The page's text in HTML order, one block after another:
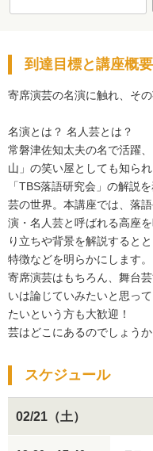
到達目標と講座概要
寄席演芸の名演に触れ、そ
名演とは？ 名人芸とは？
常磐津佐知太夫の名で活躍
山」の笑い屋としても知ら
「TBS落語研究会」の解説
芸の世界。本講座では、落
演・名人芸と呼ばれる高座
り立ちや背景を解説すると
特徴などを明らかにします。
寄席演芸はもちろん、舞台
いは論じていみたいと思っ
たいという方も大歓迎！
芸はどこにあるのでしょう
スケジュール
02/21（土）